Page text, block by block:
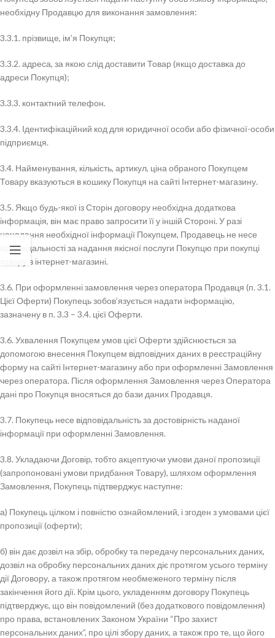
необхідну Продавцю для виконання замовлення:
3.3.1. прізвище, ім’я Покупця;
3.3.2. адреса, за якою слід доставити Товар (якщо доставка до
адреси Покупця);
3.3.3. контактний телефон.
3.3.4. Ідентифікаційний код для юридичної особи або фізичної-особи
підприємця.
3.4. Найменування, кількість, артикул, ціна обраного Покупцем
Товару вказуються в кошику Покупця на сайті Інтернет-магазину.
3.5. Якщо будь-якої із Сторін договору необхідна додаткова
інформація, він має право запросити її у іншій Стороні. У разі
ненадання необхідної інформації Покупцем, Продавець не несе
відповідальності за надання якісної послуги Покупцю при покупці
товару в інтернет-магазині.
3.6. При оформленні замовлення через оператора Продавця (п. 3.1.
Цієї Оферти) Покупець зобов’язується надати інформацію,
зазначену в п. 3.3 – 3.4. цієї Оферти.
3.6. Ухвалення Покупцем умов цієї Оферти здійснюється за
допомогою внесення Покупцем відповідних даних в реєстраційну
форму на сайті Інтернет-магазину або при оформленні Замовлення
через оператора. Після оформлення Замовлення через Оператора
дані про Покупця вносяться до бази даних Продавця.
3.7. Покупець несе відповідальність за достовірність наданої
інформації при оформленні Замовлення.
3.8. Укладаючи Договір, тобто акцептуючи умови даної пропозиції
(запропоновані умови придбання Товару), шляхом оформлення
Замовлення, Покупець підтверджує наступне:
а) Покупець цілком і повністю ознайомлений, і згоден з умовами цієї
пропозиції (оферти);
б) він дає дозвіл на збір, обробку та передачу персональних даних,
дозвіл на обробку персональних даних діє протягом усього терміну
дії Договору, а також протягом необмеженого терміну після
закінчення його дії. Крім цього, укладенням договору Покупець
підтверджує, що він повідомлений (без додаткового повідомлення)
про права, встановлених Законом України “Про захист
персональних даних”, про цілі збору даних, а також про те, що його